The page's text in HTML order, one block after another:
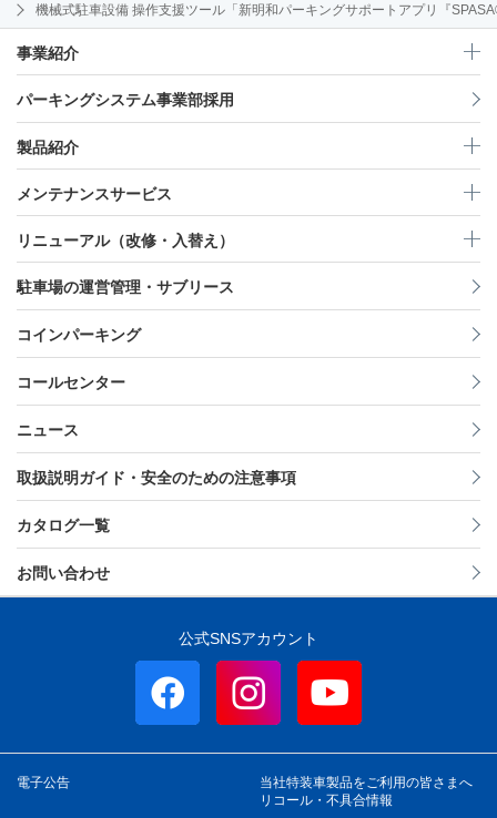
機械式駐車設備 操作支援ツール「新明和パーキングサポートアプリ『
事業紹介
パーキングシステム事業部採用
製品紹介
メンテナンスサービス
リニューアル（改修・入替え）
駐車場の運営管理・サブリース
コインパーキング
コールセンター
ニュース
取扱説明ガイド・安全のための注意事項
カタログ一覧
お問い合わせ
公式SNSアカウント
電子公告
当社特装車製品をご利用の皆さまへ
リコール・不具合情報